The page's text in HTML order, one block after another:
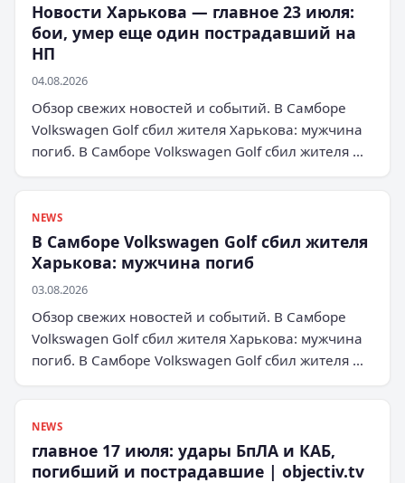
Новости Харькова — главное 23 июля:
бои, умер еще один пострадавший на
НП
04.08.2026
Обзор свежих новостей и событий. В Самборе
Volkswagen Golf сбил жителя Харькова: мужчина
погиб. В Самборе Volkswagen Golf сбил жителя …
NEWS
В Самборе Volkswagen Golf сбил жителя
Харькова: мужчина погиб
03.08.2026
Обзор свежих новостей и событий. В Самборе
Volkswagen Golf сбил жителя Харькова: мужчина
погиб. В Самборе Volkswagen Golf сбил жителя …
NEWS
главное 17 июля: удары БпЛА и КАБ,
погибший и пострадавшие | objectiv.tv